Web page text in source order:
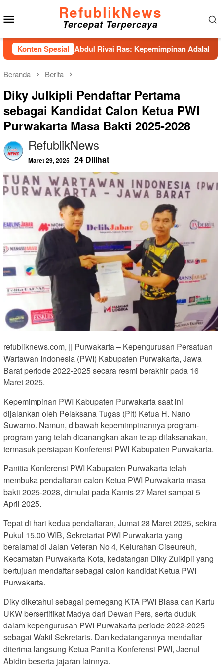
ke
konten
RefublikNews
Tercepat Terpercaya
Konten Spesial
Abdul Rivai Ras: Kepemimpinan Adalah Talenta
Beranda Berita
Diky Julkipli Pendaftar Pertama
sebagai Kandidat Calon Ketua PWI
Purwakarta Masa Bakti 2025-2028
RefublikNews
Maret 29, 2025 24 Dilihat
refubliknews.com, || Purwakarta – Kepengurusan Persatuan
Wartawan Indonesia (PWI) Kabupaten Purwakarta, Jawa
Barat periode 2022-2025 secara resmi berakhir pada 16
Maret 2025.
Kepemimpinan PWI Kabupaten Purwakarta saat ini
dijalankan oleh Pelaksana Tugas (Plt) Ketua H. Nano
Suwarno. Namun, dibawah kepemimpinannya program-
program yang telah dicanangkan akan tetap dilaksanakan,
termasuk persiapan Konferensi PWI Kabupaten Purwakarta.
Panitia Konferensi PWI Kabupaten Purwakarta telah
membuka pendaftaran calon Ketua PWI Purwakarta masa
bakti 2025-2028, dimulai pada Kamis 27 Maret sampai 5
April 2025.
Tepat di hari kedua pendaftaran, Jumat 28 Maret 2025, sekira
Pukul 15.00 WIB, Sekretariat PWI Purwakarta yang
beralamat di Jalan Veteran No 4, Kelurahan Ciseureuh,
Kecamatan Purwakarta Kota, kedatangan Diky Zulkipli yang
bertujuan mendaftar sebagai calon kandidat Ketua PWI
Purwakarta.
Diky diketahui sebagai pemegang KTA PWI Biasa dan Kartu
UKW bersertifikat Madya dari Dewan Pers, serta duduk
dalam kepengurusan PWI Purwakarta periode 2022-2025
sebagai Wakil Sekretaris. Dan kedatangannya mendaftar
diterima langsung Ketua Panitia Konferensi PWI, Jaenul
Abidin beserta jajaran lainnya.